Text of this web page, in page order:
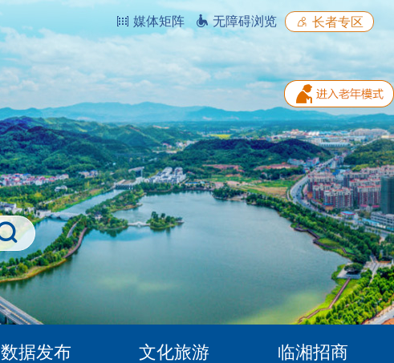
媒体矩阵 无障碍浏览 长者专区
数据发布 文化旅游 临湘招商